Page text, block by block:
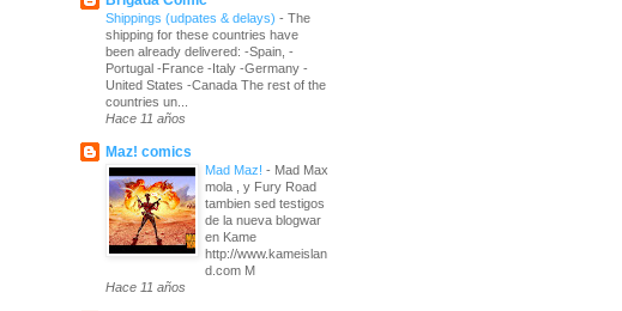
Shippings (udpates & delays) - The
shipping for these countries have
been already delivered: -Spain, -
Portugal -France -Italy -Germany -
United States -Canada The rest of the
countries un...
Hace 11 años
Maz! comics
Mad Maz! - Mad Max
mola , y Fury Road
tambien sed testigos
de la nueva blogwar
en Kame
http://www.kameislan
d.com M
Hace 11 años